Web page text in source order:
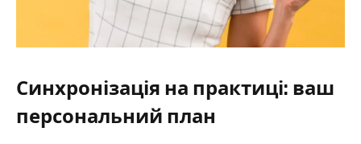
Синхронізація на практиці: ваш
персональний план